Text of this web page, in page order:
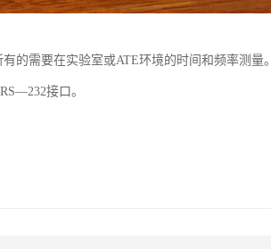
的需要在实验室或ATE环境的时间和频率测量。
接口。